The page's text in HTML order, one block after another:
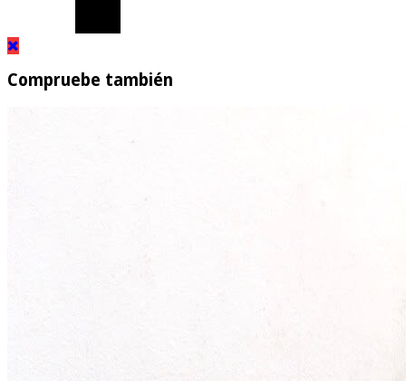
Compruebe también